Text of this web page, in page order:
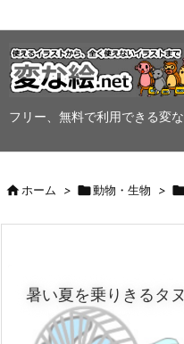
フリー、無料で利用できる変
ホーム > 動物・生物 >
暑い夏を乗りきるタ